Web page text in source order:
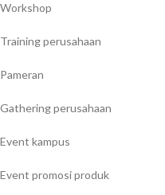
Workshop
Training perusahaan
Pameran
Gathering perusahaan
Event kampus
Event promosi produk